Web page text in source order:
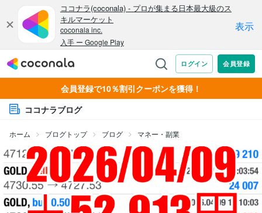
会員登録で10％割引クーポンを獲得！
ココナラブログ
ホーム ブログトップ ブログ マネー・副業